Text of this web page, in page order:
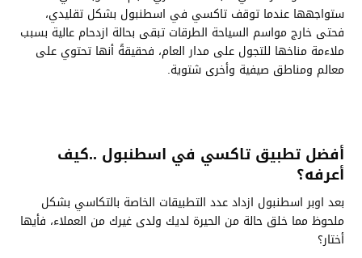
ستواجهها عندما توقف تاكسي في اسطنبول بشكل تقليدي،
فحتى خارج مواسم السياحة الطرقات تبقى بحالة ازدحام عالية بسبب
ملاءمة مناخها للتجول على مدار العام، فحقيقةً أنها تحتوي على
معالم ومناطق صيفية وأخرى شتوية.
أفضل تطبيق تاكسي في اسطنبول ..كيف
أعرفه؟
بعد اوبر اسطنبول ازداد عدد التطبيقات الخاصة بالتكاسي بشكل
ملحوظ مما خلق حالة من الحيرة لديك ولدى غيرك من العملاء، فأيها
أختار؟